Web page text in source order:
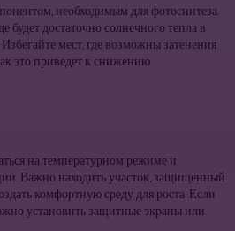
необходимым для фотосинтеза.
будет достаточно солнечного тепла в
мест, где возможны затенения
это приведет к снижению
на температурном режиме и
Важно находить участок, защищенный
комфортную среду для роста. Если
установить защитные экраны или